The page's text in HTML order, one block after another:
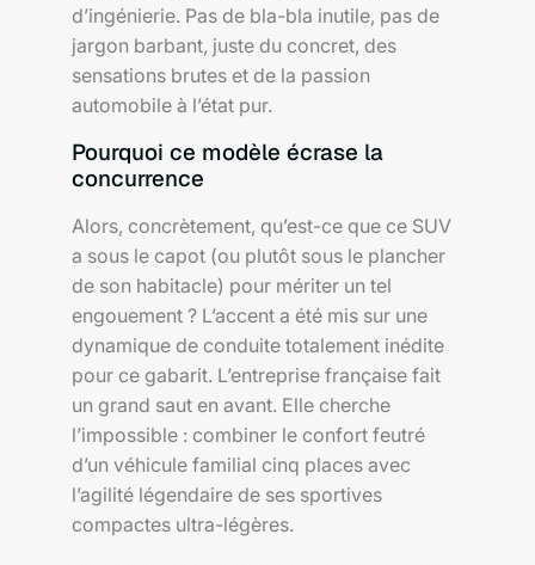
d’ingénierie. Pas de bla-bla inutile, pas de
jargon barbant, juste du concret, des
sensations brutes et de la passion
automobile à l’état pur.
Pourquoi ce modèle écrase la
concurrence
Alors, concrètement, qu’est-ce que ce SUV
a sous le capot (ou plutôt sous le plancher
de son habitacle) pour mériter un tel
engouement ? L’accent a été mis sur une
dynamique de conduite totalement inédite
pour ce gabarit. L’entreprise française fait
un grand saut en avant. Elle cherche
l’impossible : combiner le confort feutré
d’un véhicule familial cinq places avec
l’agilité légendaire de ses sportives
compactes ultra-légères.